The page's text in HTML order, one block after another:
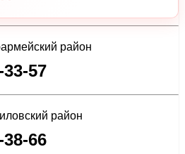
район
57
район
66